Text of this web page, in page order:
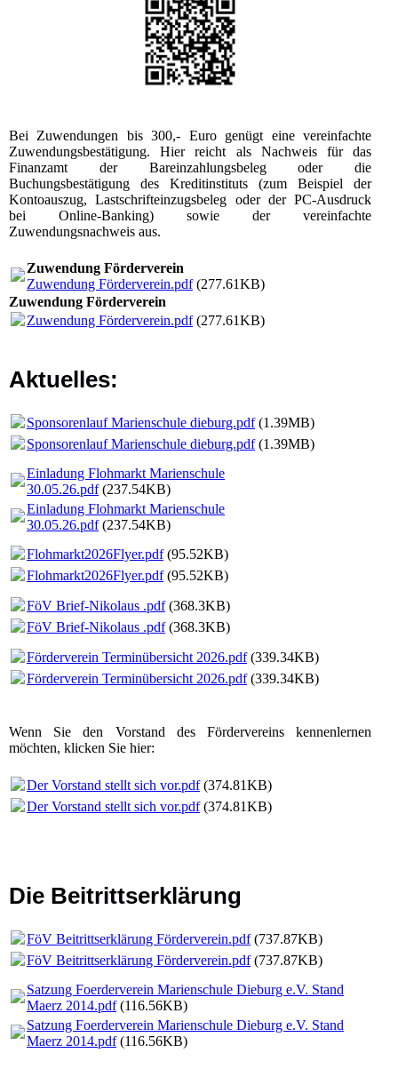
Bei Zuwendungen bis 300,- Euro genügt eine vereinfachte
Zuwendungsbestätigung. Hier reicht als Nachweis für das
Finanzamt der Bareinzahlungsbeleg oder die
Buchungsbestätigung des Kreditinstituts (zum Beispiel der
Kontoauszug, Lastschrifteinzugsbeleg oder der PC-Ausdruck
bei Online-Banking) sowie der vereinfachte
Zuwendungsnachweis aus.
Zuwendung Förderverein
Zuwendung Förderverein.pdf(277.61KB)
Zuwendung Förderverein
Zuwendung Förderverein.pdf(277.61KB)
Aktuelles:
Sponsorenlauf Marienschule dieburg.pdf(1.39MB)
Sponsorenlauf Marienschule dieburg.pdf(1.39MB)
Einladung Flohmarkt Marienschule
30.05.26.pdf(237.54KB)
Einladung Flohmarkt Marienschule
30.05.26.pdf(237.54KB)
Flohmarkt2026Flyer.pdf(95.52KB)
Flohmarkt2026Flyer.pdf(95.52KB)
FöV Brief-Nikolaus .pdf(368.3KB)
FöV Brief-Nikolaus .pdf(368.3KB)
Förderverein Terminübersicht 2026.pdf(339.34KB)
Förderverein Terminübersicht 2026.pdf(339.34KB)
Wenn Sie den Vorstand des Fördervereins kennenlernen
möchten, klicken Sie hier:
Der Vorstand stellt sich vor.pdf(374.81KB)
Der Vorstand stellt sich vor.pdf(374.81KB)
Die Beitrittserklärung
FöV Beitrittserklärung Förderverein.pdf(737.87KB)
FöV Beitrittserklärung Förderverein.pdf(737.87KB)
Satzung Foerderverein Marienschule Dieburg e.V. Stand
Maerz 2014.pdf(116.56KB)
Satzung Foerderverein Marienschule Dieburg e.V. Stand
Maerz 2014.pdf(116.56KB)